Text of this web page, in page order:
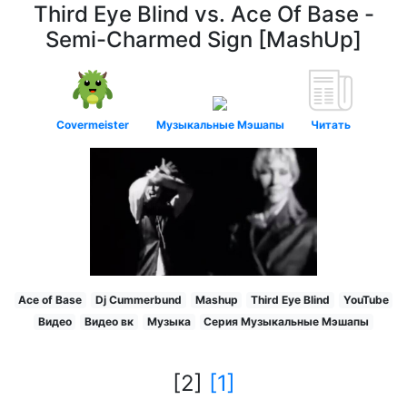
Third Eye Blind vs. Ace Of Base -
Semi-Charmed Sign [MashUp]
Covermeister Музыкальные Мэшапы Читать
Ace of Base Dj Cummerbund Mashup Third Eye Blind
YouTube
Видео
Видео вк Музыка Серия Музыкальные Мэшапы
[2] [1]